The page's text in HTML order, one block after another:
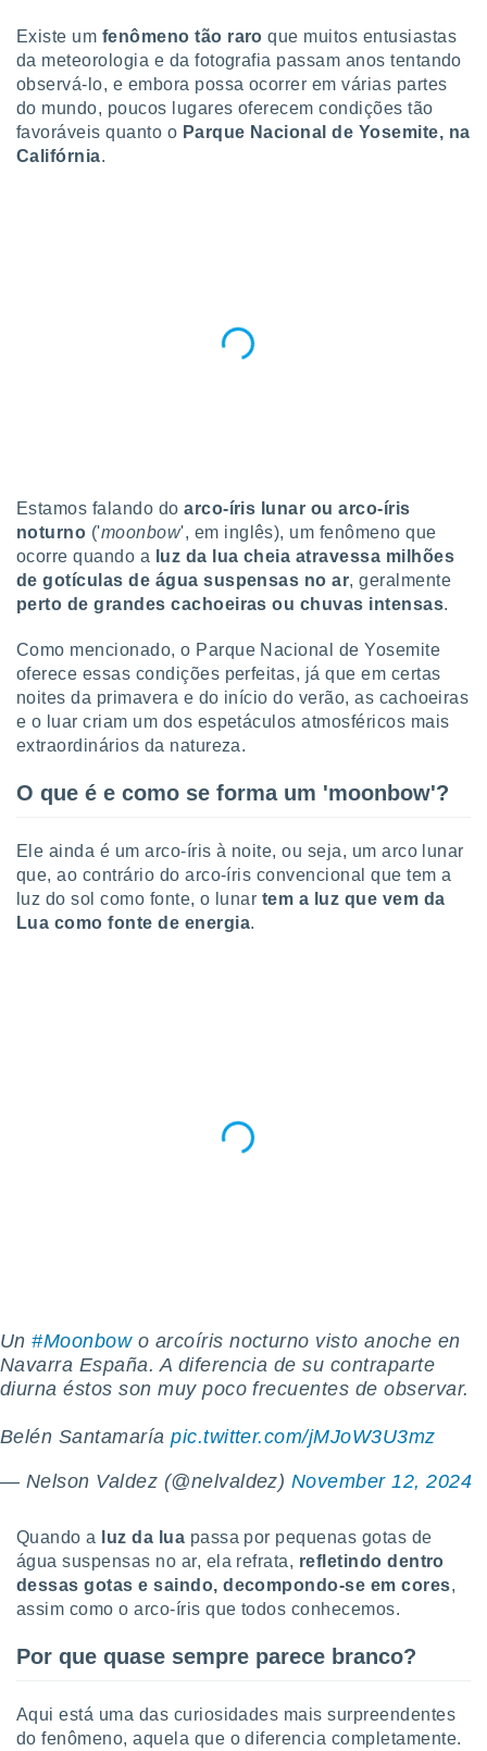
como
um perfil
lhe
e
com
Pode
a
a
cookies,
a
Neste
lo de
os
a
como a
este sitio
IP e
possam
seus
qual se
tal,
seu
ou opor-
qualquer
Existe um fenômeno tão raro que muitos entusiastas
da meteorologia e da fotografia passam anos tentando
observá-lo, e embora possa ocorrer em várias partes
do mundo, poucos lugares oferecem condições tão
favoráveis quanto o Parque Nacional de Yosemite, na
Califórnia.
Estamos falando do arco-íris lunar ou arco-íris
noturno ('moonbow', em inglês), um fenômeno que
ocorre quando a
luz da lua cheia atravessa milhões
de gotículas de água suspensas no ar, geralmente
perto de grandes cachoeiras ou chuvas intensas.
Como mencionado, o Parque Nacional de Yosemite
oferece essas condições perfeitas, já que em certas
noites da primavera e do início do verão, as cachoeiras
e o luar criam um dos espetáculos atmosféricos mais
extraordinários da natureza.
O que é e como se forma um 'moonbow'?
Ele ainda é um arco-íris à noite, ou seja, um arco lunar
que, ao contrário do arco-íris convencional que tem a
luz do sol como fonte, o lunar tem a luz que vem da
Lua como fonte de energia.
Un#Moonbowo arcoíris nocturno visto anoche en
Navarra España. A diferencia de su contraparte
diurna éstos son muy poco frecuentes de observar.
Belén Santamaríapic.twitter.com/jMJoW3U3mz
— Nelson Valdez (@nelvaldez) November 12, 2024
Quando a luz da lua passa por pequenas gotas de
água suspensas no ar, ela refrata, refletindo dentro
dessas gotas e saindo, decompondo-se em cores,
assim como o arco-íris que todos conhecemos.
Por que quase sempre parece branco?
Aqui está uma das curiosidades mais surpreendentes
do fenômeno, aquela que o diferencia completamente.